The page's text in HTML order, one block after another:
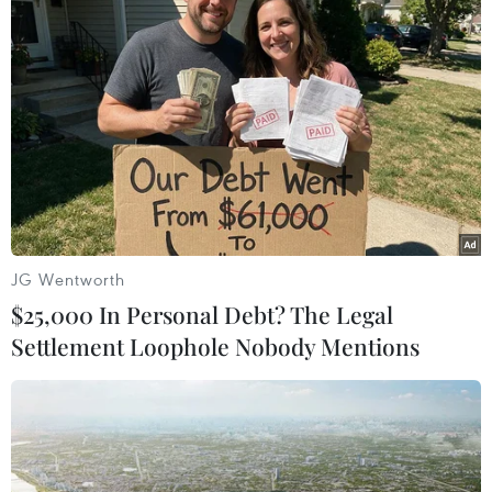
#Công chức ngành thuế
Đắk Lắk
JG Wentworth
$25,000 In Personal Debt? The Legal
Settlement Loophole Nobody Mentions